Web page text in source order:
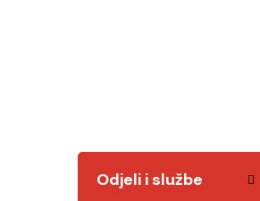
Odjeli i službe